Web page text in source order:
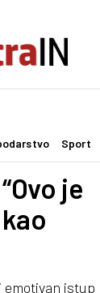
Sport
je
emotivan istup